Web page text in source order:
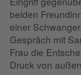
beiden
einer
Gespräch mit
Frau die
Druck von